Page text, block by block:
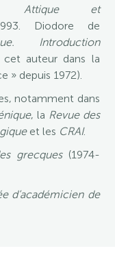
Attique et
Diodore de
Introduction
auteur dans la
» depuis 1972).
notamment dans
, la Revue des
et les CRAI.
grecques(1974-
d’académicien de